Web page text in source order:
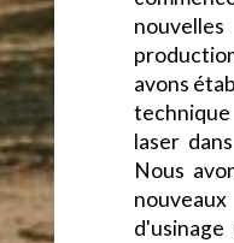
avons
laser
Nous
d'usinage